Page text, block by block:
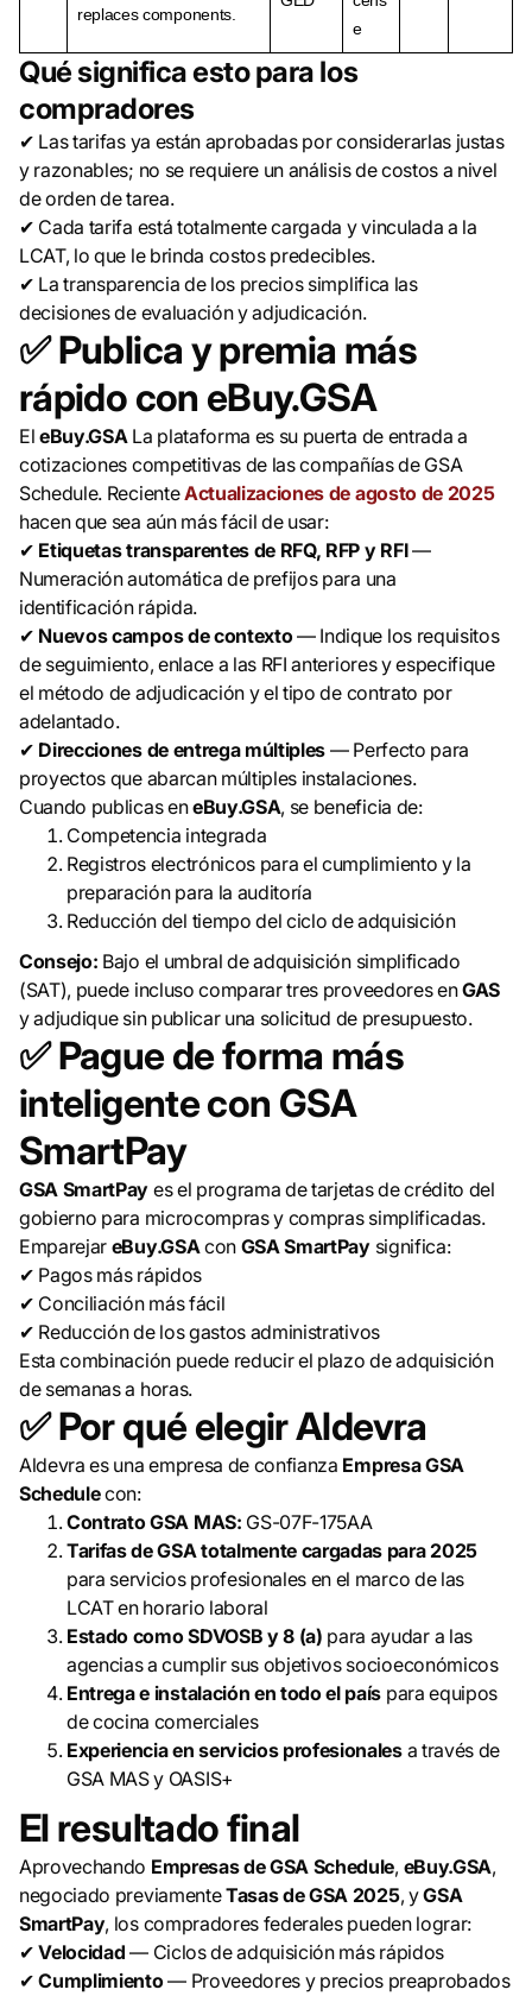
replaces components.
e
Qué significa esto para los
compradores
✔ Las tarifas ya están aprobadas por considerarlas justas
y razonables; no se requiere un análisis de costos a nivel
de orden de tarea.
✔ Cada tarifa está totalmente cargada y vinculada a la
LCAT, lo que le brinda costos predecibles.
✔ La transparencia de los precios simplifica las
decisiones de evaluación y adjudicación.
✅Publica y premia más
rápido con eBuy.GSA
EleBuy.GSALa plataforma es su puerta de entrada a
cotizaciones competitivas de las compañías de GSA
Schedule. RecienteActualizaciones de agosto de 2025
hacen que sea aún más fácil de usar:
✔ Etiquetas transparentes de RFQ, RFP y RFI—
Numeración automática de prefijos para una
identificación rápida.
✔ Nuevos campos de contexto— Indique los requisitos
de seguimiento, enlace a las RFI anteriores y especifique
el método de adjudicación y el tipo de contrato por
adelantado.
✔ Direcciones de entrega múltiples — Perfecto para
proyectos que abarcan múltiples instalaciones.
Cuando publicas eneBuy.GSA, se beneficia de:
Competencia integrada
Registros electrónicos para el cumplimiento y la
preparación para la auditoría
Reducción del tiempo del ciclo de adquisición
Consejo: Bajo el umbral de adquisición simplificado
(SAT), puede incluso comparar tres proveedores enGAS
y adjudique sin publicar una solicitud de presupuesto.
✅Pague de forma más
inteligente con GSA
SmartPay
GSA SmartPay es el programa de tarjetas de crédito del
gobierno para microcompras y compras simplificadas.
Emparejar eBuy.GSAcon GSA SmartPaysignifica:
✔ Pagos más rápidos
✔ Conciliación más fácil
✔ Reducción de los gastos administrativos
Esta combinación puede reducir el plazo de adquisición
de semanas a horas.
✅Por qué elegir Aldevra
Aldevra es una empresa de confianza Empresa GSA
Schedulecon:
Contrato GSA MAS: GS-07F-175AA
Tarifas de GSA totalmente cargadas para 2025
para servicios profesionales en el marco de las
LCAT en horario laboral
Estado como SDVOSB y 8 (a) para ayudar a las
agencias a cumplir sus objetivos socioeconómicos
Entrega e instalación en todo el país para equipos
de cocina comerciales
Experiencia en servicios profesionalesa través de
GSA MAS y OASIS+
El resultado final
Aprovechando Empresas de GSA Schedule, eBuy.GSA,
negociado previamenteTasas de GSA 2025, yGSA
SmartPay, los compradores federales pueden lograr:
✔Velocidad — Ciclos de adquisición más rápidos
✔Cumplimiento— Proveedores y precios preaprobados